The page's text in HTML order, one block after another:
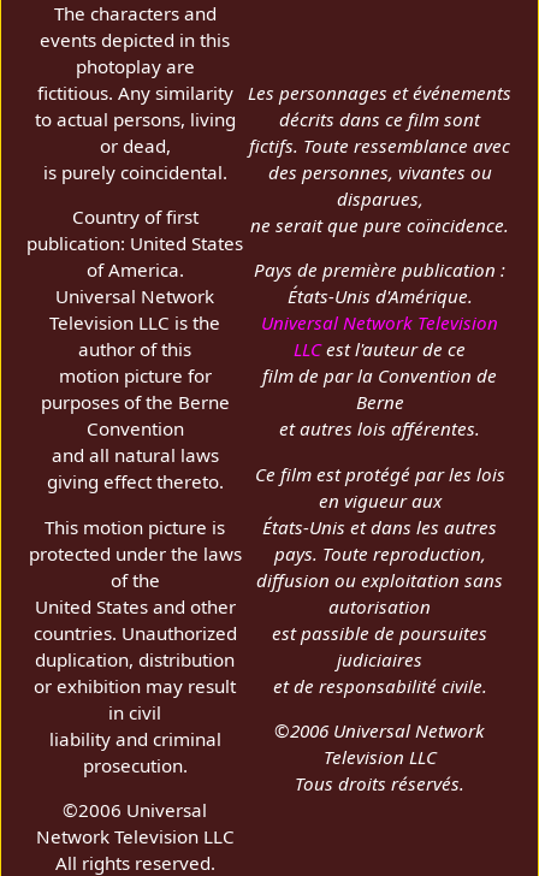
The characters and
events depicted in this
photoplay are
fictitious. Any similarity
to actual persons, living
or dead,
is purely coincidental.
Country of first
publication: United States
of America.
Universal Network
Television LLC is the
author of this
motion picture for
purposes of the Berne
Convention
and all natural laws
giving effect thereto.
This motion picture is
protected under the laws
of the
United States and other
countries. Unauthorized
duplication, distribution
or exhibition may result
in civil
liability and criminal
prosecution.
©2006 Universal
Network Television LLC
All rights reserved.
Les personnages et événements
décrits dans ce film sont
fictifs. Toute ressemblance avec
des personnes, vivantes ou
disparues,
ne serait que pure coïncidence.
Pays de première publication :
États-Unis d'Amérique.
Universal Network Television
LLCest l'auteur de ce
film de par la Convention de
Berne
et autres lois afférentes.
Ce film est protégé par les lois
en vigueur aux
États-Unis et dans les autres
pays. Toute reproduction,
diffusion ou exploitation sans
autorisation
est passible de poursuites
judiciaires
et de responsabilité civile.
©2006 Universal Network
Television LLC
Tous droits réservés.